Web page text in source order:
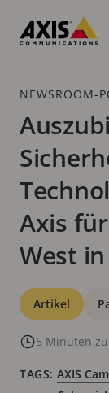
Hauptinhalt
springen
Breadcrumb
NEWSROOM-
Axis
West in
Kategorien
Artikel
5 Minuten
TAGS: AXIS